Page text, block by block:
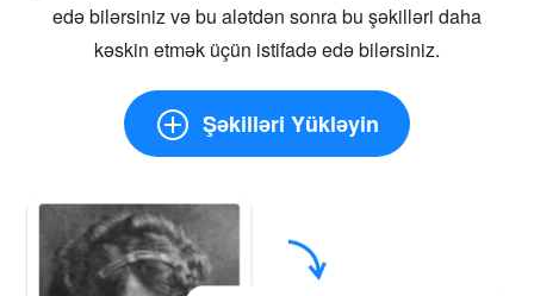
edə bilərsiniz və bu alətdən sonra bu şəkilləri daha
kəskin etmək üçün istifadə edə bilərsiniz.
Şəkilləri Yükləyin